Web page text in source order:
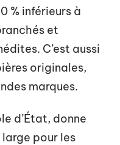
% inférieurs à
et
C’est aussi
originales,
marques.
d’État, donne
pour les